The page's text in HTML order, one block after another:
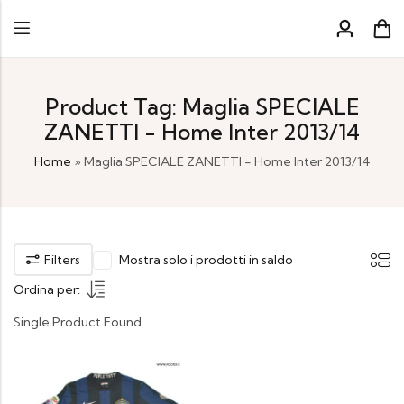
Product Tag: Maglia SPECIALE
ZANETTI - Home Inter 2013/14
Home » Maglia SPECIALE ZANETTI - Home Inter 2013/14
Filters
Mostra solo i prodotti in saldo
Ordina per:
Single Product Found